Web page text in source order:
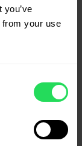
from your use
proteina,
de
NEXT
DIN